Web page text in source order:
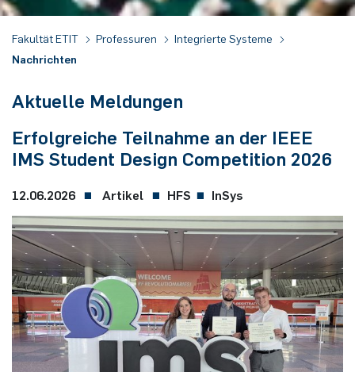
Fakultät ETIT Professuren
Integrierte Systeme
Nachrichten
Aktuelle Meldungen
Erfolgreiche Teilnahme an der IEEE
IMS Student Design Competition 2026
12.06.2026 Artikel HFS InSys